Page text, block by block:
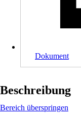
Dokument
Beschreibung
Bereich überspringen